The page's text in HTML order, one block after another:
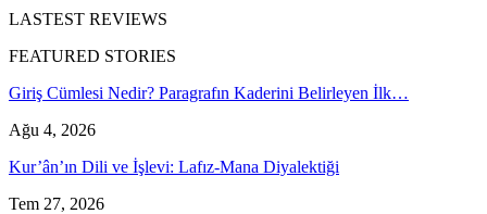
LASTEST REVIEWS
FEATURED STORIES
Giriş Cümlesi Nedir? Paragrafın Kaderini Belirleyen İlk…
Ağu 4, 2026
Kur’ân’ın Dili ve İşlevi: Lafız-Mana Diyalektiği
Tem 27, 2026